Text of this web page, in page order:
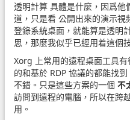
透明計算 具體是什麼，因爲他
道，只是看 公開出來的演示視
登錄系統桌面，就能算是透明
思，那麼我似乎已經用着這個
Xorg 上常用的遠程桌面工具
的和基於 RDP 協議的都能找
不錯。只是這些方案的一個 不
訪問到遠程的電腦，所以在跨
用。